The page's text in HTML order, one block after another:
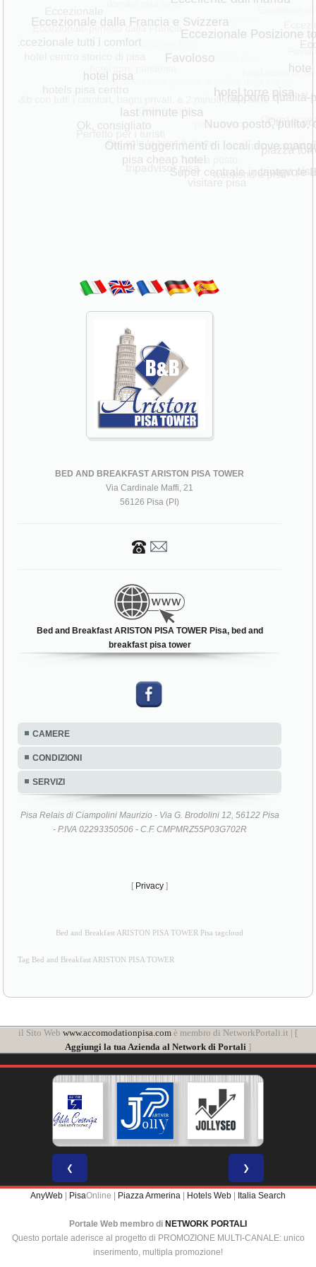
BED AND BREAKFAST ARISTON PISA TOWER
Via Cardinale Maffi, 21
56126 Pisa (PI)
Bed and Breakfast ARISTON PISA TOWER Pisa, bed and
breakfast pisa tower
CAMERE
CONDIZIONI
SERVIZI
Pisa Relais di Ciampolini Maurizio - Via G. Brodolini 12, 56122 Pisa
- P.IVA 02293350506 - C.F. CMPMRZ55P03G702R
[ Privacy ]
Bed and Breakfast ARISTON PISA TOWER Pisa tagcloud
Tag Bed and Breakfast ARISTON PISA TOWER
il Sito Web www.accomodationpisa.com è membro di NetworkPortali.it | [
Aggiungi la tua Azienda al Network di Portali ]
❮ ❯
AnyWeb PisaOnline | Piazza Armerina Hotels Web Italia Search
Portale Web membro di NETWORK PORTALI
Questo portale aderisce al progetto di PROMOZIONE MULTI-CANALE: unico
inserimento, multipla promozione!